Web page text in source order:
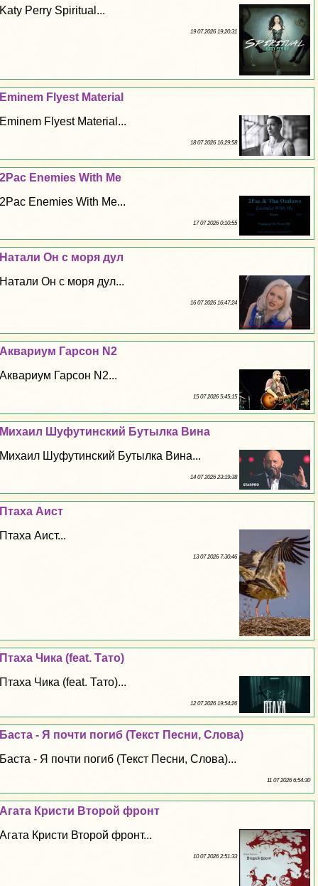
Katy Perry Spiritual...
19 07 2026 19:20:31
Eminem Flyest Material
Eminem Flyest Material...
18 07 2026 16:29:58
2Pac Enemies With Me
2Pac Enemies With Me...
17 07 2026 0:10:55
Натали Он с моря дул
Натали Он с моря дул...
16 07 2026 16:47:24
Аквариум Гарсон N2
Аквариум Гарсон N2...
15 07 2026 5:45:15
Михаил Шуфутинский Бутылка Вина
Михаил Шуфутинский Бутылка Вина...
14 07 2026 23:19:38
Птаха Аист
Птаха Аист...
13 07 2026 7:30:46
Птаха Чика (feat. Тато)
Птаха Чика (feat. Тато)...
12 07 2026 19:54:26
Баста - Я почти погиб (Текст Песни, Слова)
Баста - Я почти погиб (Текст Песни, Слова)...
11 07 2026 6:54:30
Агата Кристи Второй фронт
Агата Кристи Второй фронт...
10 07 2026 2:51:33